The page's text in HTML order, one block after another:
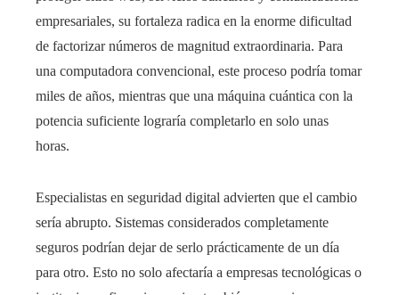
empresariales, su fortaleza radica en la enorme dificultad
de factorizar números de magnitud extraordinaria. Para
una computadora convencional, este proceso podría tomar
miles de años, mientras que una máquina cuántica con la
potencia suficiente lograría completarlo en solo unas
horas.
Especialistas en seguridad digital advierten que el cambio
sería abrupto. Sistemas considerados completamente
seguros podrían dejar de serlo prácticamente de un día
para otro. Esto no solo afectaría a empresas tecnológicas o